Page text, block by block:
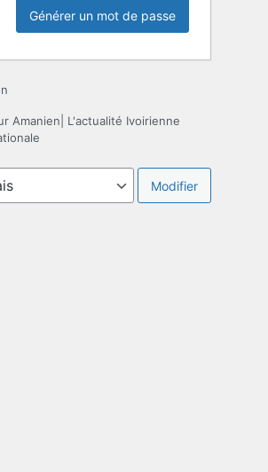
Amanien| L'actualité Ivoirienne